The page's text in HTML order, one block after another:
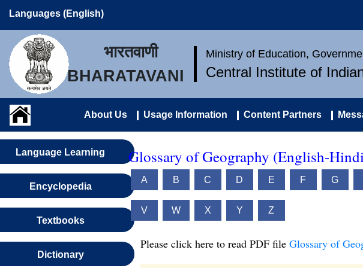
Languages (English)
भारतवाणी
BHARATAVANI
Ministry of Education,
Central Institute of
About Us Usage Information Content Partners
Language Learning
Encyclopedia
Textbooks
Dictionary
Glossary of Geography (English-
A B C D E F G
V W X Y Z
Please click here to read PDF file Glossary of